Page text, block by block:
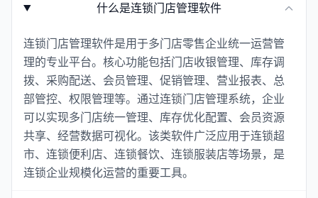
什么是连锁门店管理软件
连锁门店管理软件是用于多门店零售企业统一运营管
理的专业平台。核心功能包括门店收银管理、库存调
拨、采购配送、会员管理、促销管理、营业报表、总
部管控、权限管理等。通过连锁门店管理系统，企业
可以实现多门店统一管理、库存优化配置、会员资源
共享、经营数据可视化。该类软件广泛应用于连锁超
市、连锁便利店、连锁餐饮、连锁服装店等场景，是
连锁企业规模化运营的重要工具。